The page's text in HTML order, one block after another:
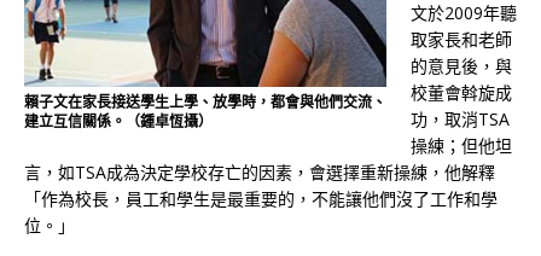
賴子文在家長接送學生上學、放學時，都會與他們交流、
建立互信關係。（鍾卓恆攝）
文於2009年聽
取家長和老師
的意見後，與
校董會斡旋成
功，取消TSA
操練；但他坦
言，如TSA成為決定學校存亡的因素，會選擇重新操練，他解釋
「作為校長，員工和學生是最重要的，不能讓他們沒了工作和學
位。」